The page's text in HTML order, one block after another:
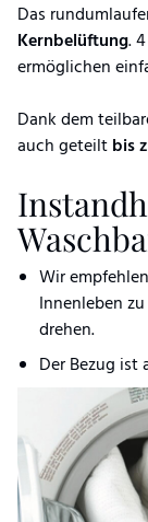
Das
Kernbelüftung.
ermöglichen
Dank dem
auch geteiltbis
Wir
Innenleben
drehen.
Der Bezug ist